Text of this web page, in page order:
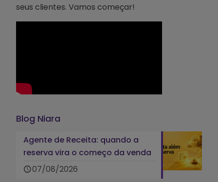
seus clientes. Vamos começar!
Blog Niara
Agente de Receita: quando a
reserva vira o começo da venda
07/08/2026